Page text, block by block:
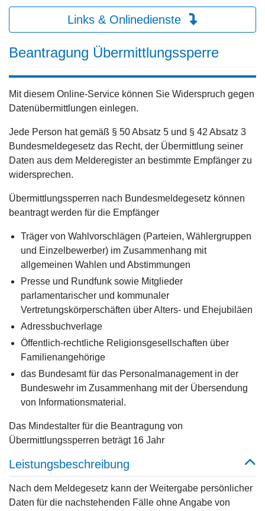
Links & Onlinedienste
Beantragung Übermittlungssperre
Mit diesem Online-Service können Sie Widerspruch gegen
Datenübermittlungen einlegen.
Jede Person hat gemäß § 50 Absatz 5 und § 42 Absatz 3
Bundesmeldegesetz das Recht, der Übermittlung seiner
Daten aus dem Melderegister an bestimmte Empfänger zu
widersprechen.
Übermittlungssperren nach Bundesmeldegesetz können
beantragt werden für die Empfänger
Träger von Wahlvorschlägen (Parteien, Wählergruppen
und Einzelbewerber) im Zusammenhang mit
allgemeinen Wahlen und Abstimmungen
Presse und Rundfunk sowie Mitglieder
parlamentarischer und kommunaler
Vertretungskörperschäften über Alters- und Ehejubiläen
Adressbuchverlage
Öffentlich-rechtliche Religionsgesellschaften über
Familienangehörige
das Bundesamt für das Personalmanagement in der
Bundeswehr im Zusammenhang mit der Übersendung
von Informationsmaterial.
Das Mindestalter für die Beantragung von
Übermittlungssperren beträgt 16 Jahr
Leistungsbeschreibung
Nach dem Meldegesetz kann der Weitergabe persönlicher
Daten für die nachstehenden Fälle ohne Angabe von